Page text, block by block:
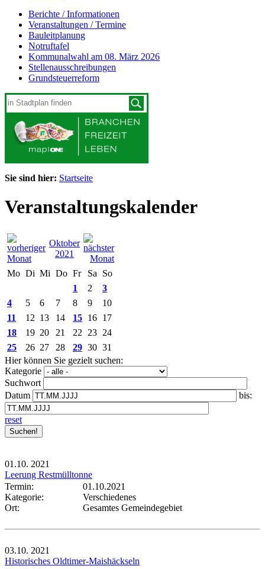
Berichte / Informationen
Veranstaltungen / Termine
Bauleitplanung
Notruftafel
Kommunalwahl am 08. März 2026
Stellenausschreibungen
Grundsteuerreform
Sie sind hier: Startseite
Veranstaltungskalender
Oktober
2021
Mo Di Mi Do Fr Sa
So
1
2
3
4
5 6 7 8 9
10
11
12 13 14 15 16 17
18
19 20 21 22 23 24
25
26 27 28 29 30 31
Hier können Sie gezielt suchen:
Kategorie
Suchwort
Datum
bis:
reset
01.10. 2021
Leerung Restmülltonne
Termin:
01.10.2021
Kategorie:
Verschiedenes
Ort:
Gesamtes Gemeindegebiet
03.10. 2021
Historisches Oldtimer-Maishäckseln